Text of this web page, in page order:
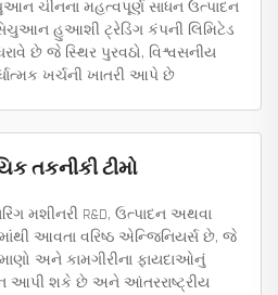
ચીનના મહત્વપૂર્ણ સાધન ઉત્પાદન
હુઆશી ટ્રેડિંગ કંપની લિમિટેડ
છે જે સ્થિર પુરવઠો, વિશ્વસનીય
ખર્ચની ખાતરી આપે છે
તકનીકી ટીમો
મશીનરી R&D, ઉત્પાદન અથવા
આવતા વરિષ્ઠ એન્જિનિયર્સ છે, જે
અને કામગીરીના ફાયદાઓનું
આપી શકે છે અને આંતરરાષ્ટ્રીય